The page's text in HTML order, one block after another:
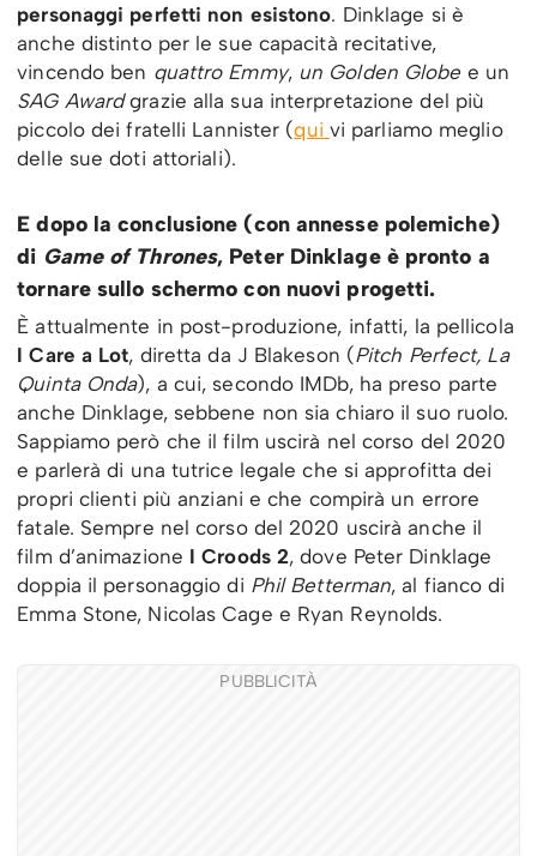
personaggi perfetti non esistono. Dinklage si è
anche distinto per le sue capacità recitative,
vincendo ben quattro Emmy,un Golden Globe e un
SAG Awardgrazie alla sua interpretazione del più
piccolo dei fratelli Lannister (qui vi parliamo meglio
delle sue doti attoriali).
E dopo la conclusione (con annesse polemiche)
di Game of Thrones, Peter Dinklage è pronto a
tornare sullo schermo con nuovi progetti.
È attualmente in post-produzione, infatti, la pellicola
I Care a Lot, diretta da J Blakeson (Pitch Perfect, La
Quinta Onda), a cui, secondo IMDb, ha preso parte
anche Dinklage, sebbene non sia chiaro il suo ruolo.
Sappiamo però che il film uscirà nel corso del 2020
e parlerà di una tutrice legale che si approfitta dei
propri clienti più anziani e che compirà un errore
fatale. Sempre nel corso del 2020 uscirà anche il
film d’animazione I Croods 2, dove Peter Dinklage
doppia il personaggio di Phil Betterman, al fianco di
Emma Stone, Nicolas Cage e Ryan Reynolds.
PUBBLICITÀ